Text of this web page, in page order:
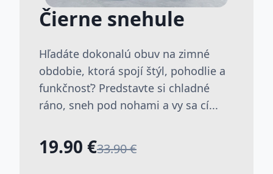
Čierne snehule
Hľadáte dokonalú obuv na zimné
obdobie, ktorá spojí štýl, pohodlie a
funkčnosť? Predstavte si chladné
ráno, sneh pod nohami a vy sa cí...
19.90 €33.90 €